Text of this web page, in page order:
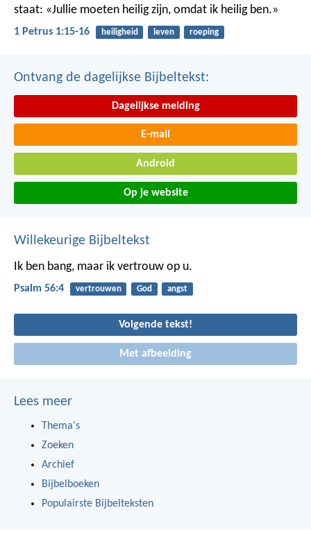
staat: «Jullie moeten heilig zijn, omdat ik heilig ben.»
1 Petrus 1:15-16 heiligheid leven roeping
Ontvang de dagelijkse Bijbeltekst:
Dagelijkse melding
E-mail
Android
Op je website
Willekeurige Bijbeltekst
Ik ben bang, maar ik vertrouw op u.
Psalm 56:4 vertrouwen God angst
Volgende tekst!
Met afbeelding
Lees meer
Thema's
Zoeken
Archief
Bijbelboeken
Populairste Bijbelteksten